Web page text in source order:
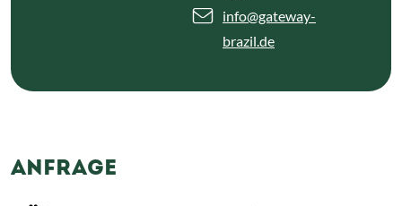
info@gateway-
brazil.de
ANFRAGE